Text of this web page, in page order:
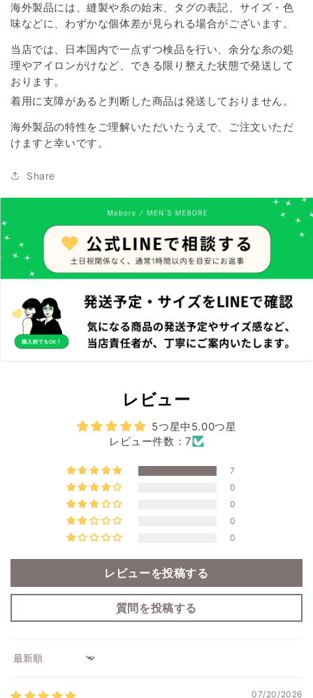
海外製品には、縫製や糸の始末、タグの表記、サイズ・色
味などに、わずかな個体差が見られる場合がございます。
当店では、日本国内で一点ずつ検品を行い、余分な糸の処
理やアイロンがけなど、できる限り整えた状態で発送して
おります。
着用に支障があると判断した商品は発送しておりません。
海外製品の特性をご理解いただいたうえで、ご注文いただ
けますと幸いです。
Share
レビュー
5つ星中5.00つ星
レビュー件数：7
7
0
0
0
0
レビューを投稿する
質問を投稿する
Sort by
07/20/2026